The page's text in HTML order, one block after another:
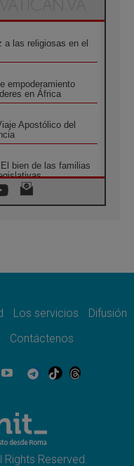
a las religiosas en el
empoderamiento
en África
Apostólico del
bien de las familias
comienza con la
en Roma en
en el sur del
81 años después.
Oración por la Paz"
Los servicios
Difusión
Contáctenos
Reserved.